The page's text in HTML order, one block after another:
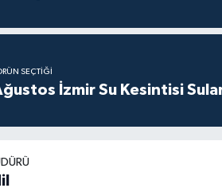
SEÇTIĞI
İzmir Su Kesintisi